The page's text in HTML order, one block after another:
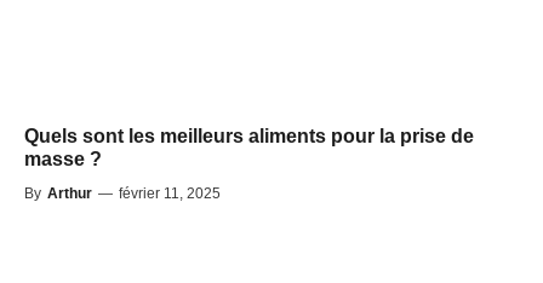
Quels sont les meilleurs aliments pour la prise de
masse ?
By Arthur — février 11, 2025